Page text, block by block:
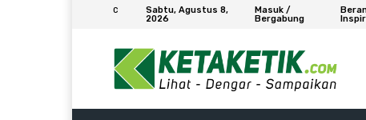
C
Sabtu, Agustus 8,
2026
Masuk /
Bergabung